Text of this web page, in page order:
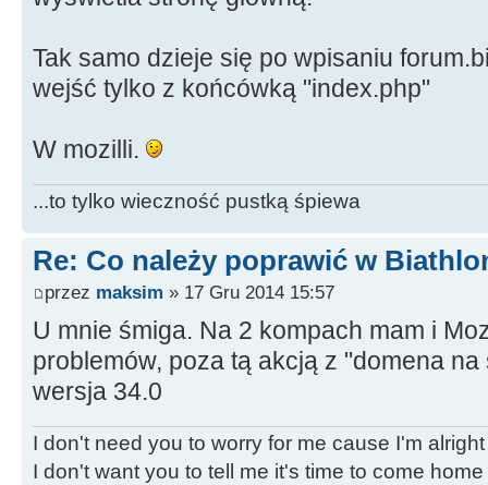
Tak samo dzieje się po wpisaniu
wejść tylko z końcówką "index.php"
W mozilli.
...to tylko wieczność pustką śpiewa
Re: Co należy poprawić w
przez maksim » 17 Gru 2014 15:57
U mnie śmiga. Na 2 kompach mam i
problemów, poza tą akcją z "domena na
wersja 34.0
I don't need you to worry for me cause I'm alright
I don't want you to tell me it's time to come home